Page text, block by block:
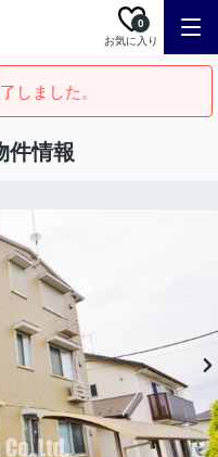
お気に入り
0
しました。
情報